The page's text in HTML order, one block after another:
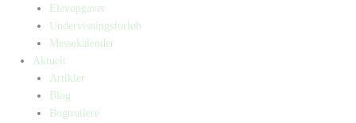
Elevopgaver
Undervisningsforløb
Messekalender
Aktuelt
Artikler
Blog
Bogtrailere